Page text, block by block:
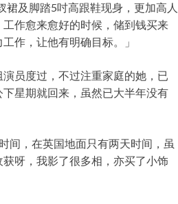
及脚踏5吋高跟鞋现身，更加高人
作愈来愈好的时候，储到钱买来
作，让他有明确目标。」
员度过，不过注重家庭的她，已
星期就回来，虽然已大半年没有
间，在英国地面只有两天时间，虽
呀，我影了很多相，亦买了小饰